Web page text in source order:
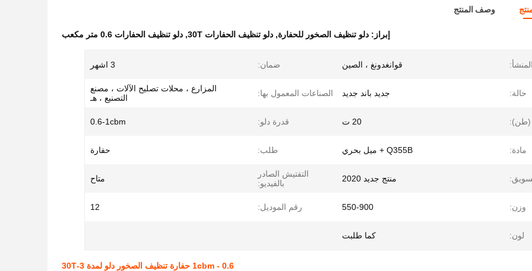
وصف المنتج
إبراز: دلو تنظيف الصخور للحفارة, دلو تنظيف الحفارات 30T , دلو تنظيف الحفارات 0.6 متر مكعب
قوانغدونغ ، الصين ضمان: 3 اشهر
حالة: جديد باند جديد الصناعات المعمول بها:
المزارع ، محلات تصليح الآلات ، مصنع
التصنيع ، هـ
(طن): 20 ت قدرة دلو: 0.6-1cbm
مادة: Q355B + ميل بحري طلب: حفارة
منتج جديد 2020
التفتيش الصادر
بالفيديو:
متاح
وزن: 550-900 رقم الموديل: 12
لون: كما طلبت
0.6 - 1cbm حفارة تنظيف الصخور دلو لمدة 3-30T